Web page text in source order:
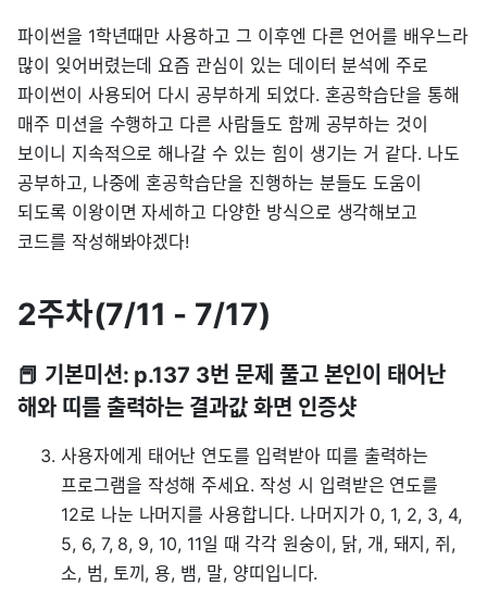
파이썬을 1학년때만 사용하고 그 이후엔 다른 언어를 배우느라
많이 잊어버렸는데 요즘 관심이 있는 데이터 분석에 주로
파이썬이 사용되어 다시 공부하게 되었다. 혼공학습단을 통해
매주 미션을 수행하고 다른 사람들도 함께 공부하는 것이
보이니 지속적으로 해나갈 수 있는 힘이 생기는 거 같다. 나도
공부하고, 나중에 혼공학습단을 진행하는 분들도 도움이
되도록 이왕이면 자세하고 다양한 방식으로 생각해보고
코드를 작성해봐야겠다!
2주차(7/11 - 7/17)
📕 기본미션: p.137 3번 문제 풀고 본인이 태어난
해와 띠를 출력하는 결과값 화면 인증샷
사용자에게 태어난 연도를 입력받아 띠를 출력하는
프로그램을 작성해 주세요. 작성 시 입력받은 연도를
12로 나눈 나머지를 사용합니다. 나머지가 0, 1, 2, 3, 4,
5, 6, 7, 8, 9, 10, 11일 때 각각 원숭이, 닭, 개, 돼지, 쥐,
소, 범, 토끼, 용, 뱀, 말, 양띠입니다.